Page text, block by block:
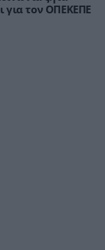
για τον ΟΠΕΚΕΠΕ